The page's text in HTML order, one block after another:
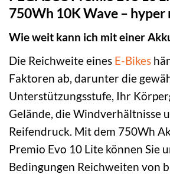
750Wh 10K Wave – hyper
Wie weit kann ich mit einer
Die Reichweite eines E-Bikes
Faktoren ab, darunter die
Unterstützungsstufe, Ihr
Gelände, die Windverhältnisse
Reifendruck. Mit dem 750Wh
Premio Evo 10 Lite können Sie
Bedingungen Reichweiten von